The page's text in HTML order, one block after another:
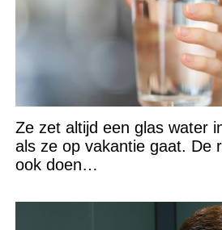
Ze zet altijd een glas water
als ze op vakantie gaat. De
ook doen…